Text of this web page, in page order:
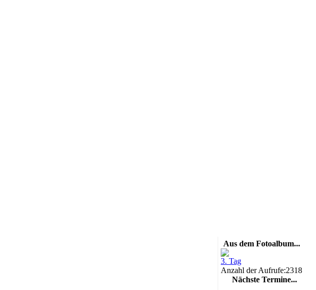
Aus dem Fotoalbum...
3. Tag
Anzahl der Aufrufe:2318
Nächste Termine...